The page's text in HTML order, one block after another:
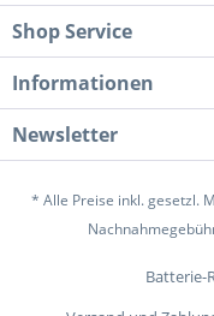
Shop Service
Informationen
Newsletter
* Alle Preise inkl. gesetzl.
Batterie-